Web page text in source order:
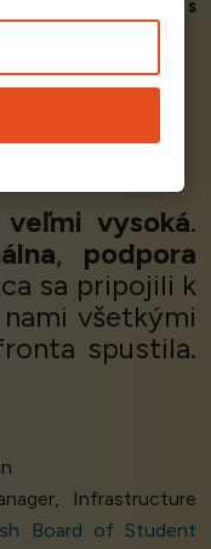
potrebám
s
cieľov.’
Dimola
veľmi vysoká.
, podpora
sa pripojili k
všetkými
spustila.
Infrastructure
Board of Student